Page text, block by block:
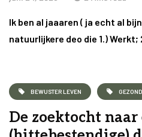
Ik ben al jaaaren ( ja echt al
natuurlijkere deo die 1.) Werkt;
BEWUSTER LEVEN
De zoektocht naar